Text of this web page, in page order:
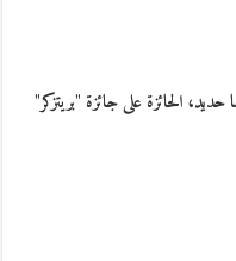
حديد، الحائزة على جائزة "بريتزكر"